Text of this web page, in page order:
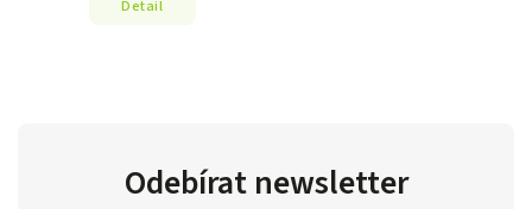
Detail
Odebírat newsletter